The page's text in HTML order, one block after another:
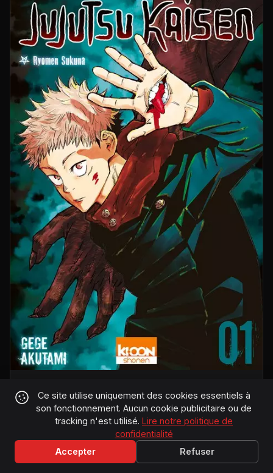
Jujutsu Kaisen : critique du manga de Gege
Akutami
Gege Akutami
★★★★☆
Ce site utilise uniquement des cookies essentiels à
son fonctionnement. Aucun cookie publicitaire ou de
tracking n'est utilisé. Lire notre politique de
confidentialité
Accepter
Refuser